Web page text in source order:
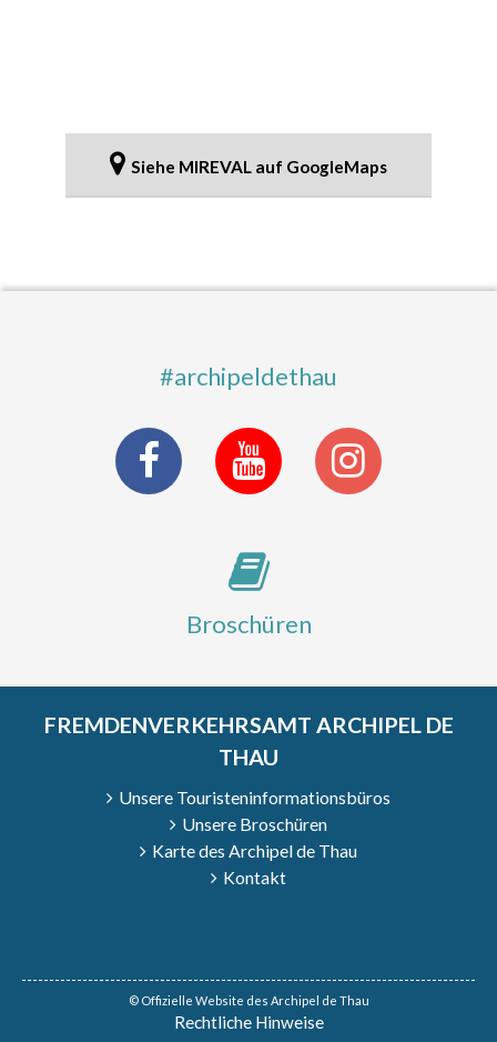
Siehe MIREVAL auf GoogleMaps
#archipeldethau
Broschüren
FREMDENVERKEHRSAMT ARCHIPEL DE
THAU
Unsere Touristeninformationsbüros
Unsere Broschüren
Karte des Archipel de Thau
Kontakt
© Offizielle Website des Archipel de Thau
Rechtliche Hinweise